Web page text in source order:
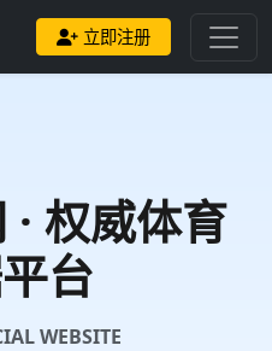
立即注册
· 权威体育
台
WEBSITE